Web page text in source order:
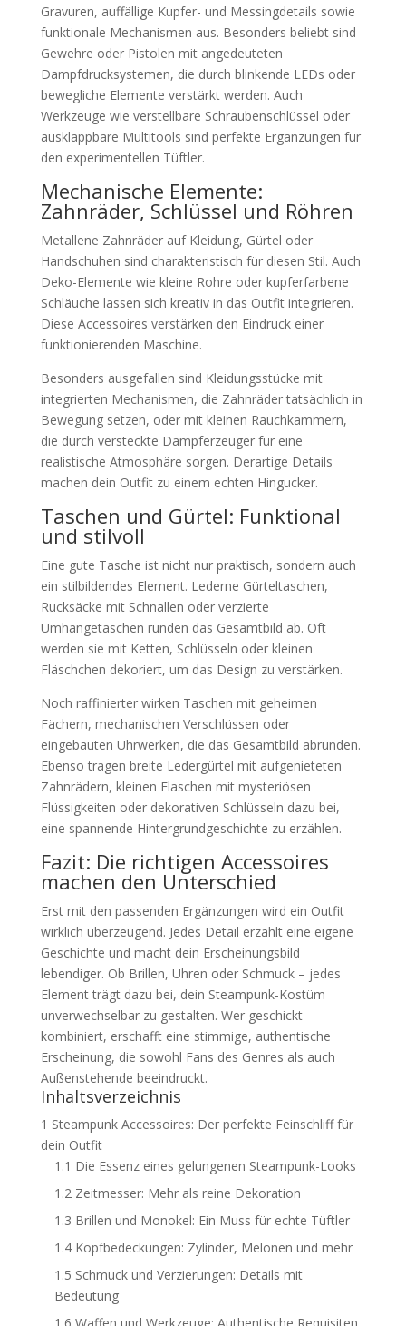
Gravuren, auffällige Kupfer- und Messingdetails sowie
funktionale Mechanismen aus. Besonders beliebt sind
Gewehre oder Pistolen mit angedeuteten
Dampfdrucksystemen, die durch blinkende LEDs oder
bewegliche Elemente verstärkt werden. Auch
Werkzeuge wie verstellbare Schraubenschlüssel oder
ausklappbare Multitools sind perfekte Ergänzungen für
den experimentellen Tüftler.
Mechanische Elemente:
Zahnräder, Schlüssel und Röhren
Metallene Zahnräder auf Kleidung, Gürtel oder
Handschuhen sind charakteristisch für diesen Stil. Auch
Deko-Elemente wie kleine Rohre oder kupferfarbene
Schläuche lassen sich kreativ in das Outfit integrieren.
Diese Accessoires verstärken den Eindruck einer
funktionierenden Maschine.
Besonders ausgefallen sind Kleidungsstücke mit
integrierten Mechanismen, die Zahnräder tatsächlich in
Bewegung setzen, oder mit kleinen Rauchkammern,
die durch versteckte Dampferzeuger für eine
realistische Atmosphäre sorgen. Derartige Details
machen dein Outfit zu einem echten Hingucker.
Taschen und Gürtel: Funktional
und stilvoll
Eine gute Tasche ist nicht nur praktisch, sondern auch
ein stilbildendes Element. Lederne Gürteltaschen,
Rucksäcke mit Schnallen oder verzierte
Umhängetaschen runden das Gesamtbild ab. Oft
werden sie mit Ketten, Schlüsseln oder kleinen
Fläschchen dekoriert, um das Design zu verstärken.
Noch raffinierter wirken Taschen mit geheimen
Fächern, mechanischen Verschlüssen oder
eingebauten Uhrwerken, die das Gesamtbild abrunden.
Ebenso tragen breite Ledergürtel mit aufgenieteten
Zahnrädern, kleinen Flaschen mit mysteriösen
Flüssigkeiten oder dekorativen Schlüsseln dazu bei,
eine spannende Hintergrundgeschichte zu erzählen.
Fazit: Die richtigen Accessoires
machen den Unterschied
Erst mit den passenden Ergänzungen wird ein Outfit
wirklich überzeugend. Jedes Detail erzählt eine eigene
Geschichte und macht dein Erscheinungsbild
lebendiger. Ob Brillen, Uhren oder Schmuck – jedes
Element trägt dazu bei, dein Steampunk-Kostüm
unverwechselbar zu gestalten. Wer geschickt
kombiniert, erschafft eine stimmige, authentische
Erscheinung, die sowohl Fans des Genres als auch
Außenstehende beeindruckt.
Inhaltsverzeichnis
1 Steampunk Accessoires: Der perfekte Feinschliff für
dein Outfit
1.1 Die Essenz eines gelungenen Steampunk-Looks
1.2Zeitmesser: Mehr als reine Dekoration
1.3 Brillen und Monokel: Ein Muss für echte Tüftler
1.4Kopfbedeckungen: Zylinder, Melonen und mehr
1.5 Schmuck und Verzierungen: Details mit
Bedeutung